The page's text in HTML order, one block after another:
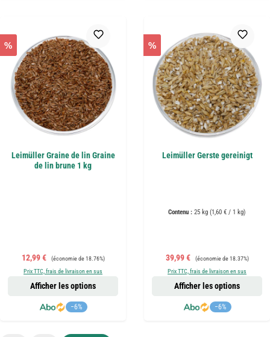
%
Leimüller Graine de lin Graine
de lin brune 1 kg
Prix de vente :
12,99 € Prix régulier :
(économie de 18.76%)
Prix TTC, frais de livraison en sus
−6%
Afficher les options
%
Leimüller Gerste gereinigt
Contenu : 25 kg (1,60 € / 1 kg)
Prix de vente :
39,99 € Prix régulier :
(économie de 18.37%)
Prix TTC, frais de livraison en sus
−6%
Afficher les options